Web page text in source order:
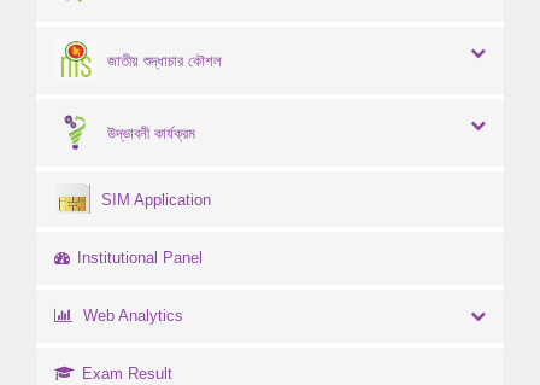
জাতীয় শুদ্ধাচার কৌশল
উদ্ভাবনী কার্যক্রম
SIM Application
Institutional Panel
Web Analytics
Exam Result